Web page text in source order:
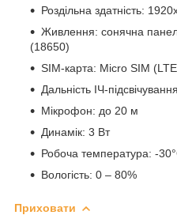
Роздільна здатність:
Живлення: сонячна
(18650)
SIM-карта: Micro SIM
Дальність ІЧ-
Мікрофон: до 20 м
Динамік: 3 Вт
Робоча температура: -
Вологість: 0 – 80%
Приховати